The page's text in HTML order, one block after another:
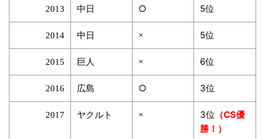
2013 中日 ○ 5位
2014 中日 × 5位
2015 巨人 × 6位
2016 広島 ○ 3位
2017 ヤクルト × 3位 （CS優
勝！）